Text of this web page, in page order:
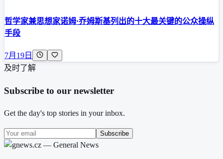
哲学家兼思想家诺姆·乔姆斯基列出的十大最关键的公众操纵
手段
7月19日
及时了解
Subscribe to our newsletter
Get the day's top stories in your inbox.
Subscribe